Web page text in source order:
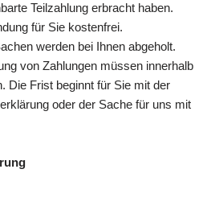
Teilzahlung erbracht haben.
für Sie kostenfrei.
werden bei Ihnen abgeholt.
von Zahlungen müssen innerhalb
Die Frist beginnt für Sie mit der
oder der Sache für uns mit